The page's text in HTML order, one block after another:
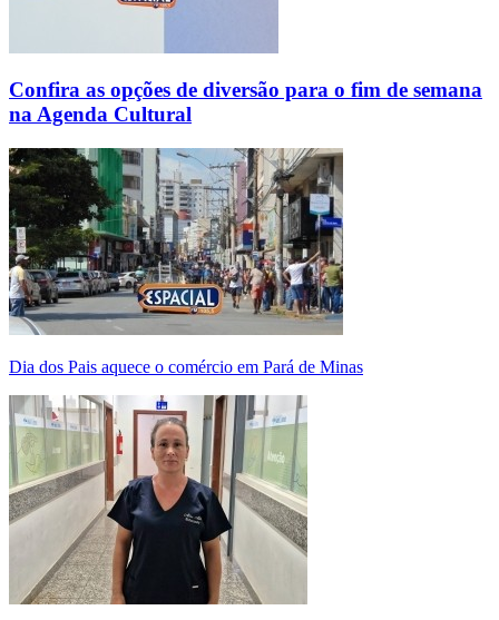
Confira as opções de diversão para o fim de semana
na Agenda Cultural
Dia dos Pais aquece o comércio em Pará de Minas